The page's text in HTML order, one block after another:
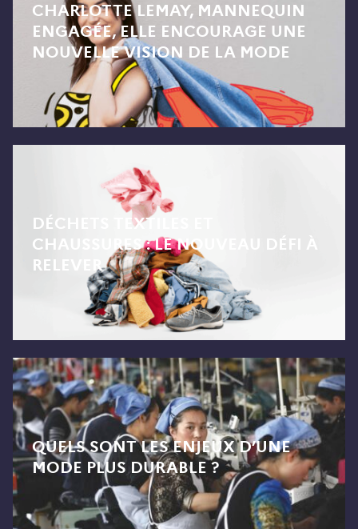
CHARLOTTE LEMAY, MANNEQUIN
ENGAGÉE, ELLE ENCOURAGE UNE
NOUVELLE VISION DE LA MODE
DÉCHETS TEXTILES ET
CHAUSSURES : LE NOUVEAU DÉFI À
RELEVER
QUELS SONT LES ENJEUX D’UNE
MODE PLUS DURABLE ?